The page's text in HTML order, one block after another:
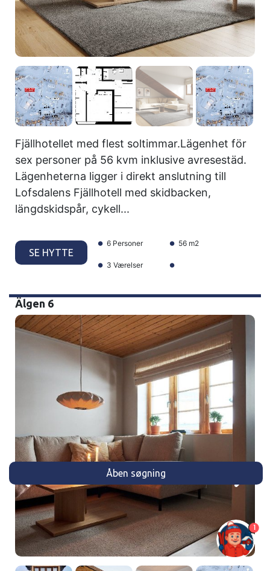
Åben søgning
Fjällhotellet med flest soltimmar.Lägenhet för
sex personer på 56 kvm inklusive avresestäd.
Lägenheterna ligger i direkt anslutning till
Lofsdalens Fjällhotell med skidbacken,
längdskidspår, cykell...
SE HYTTE
6 Personer 56 m2
3 Værelser
Älgen 6
1